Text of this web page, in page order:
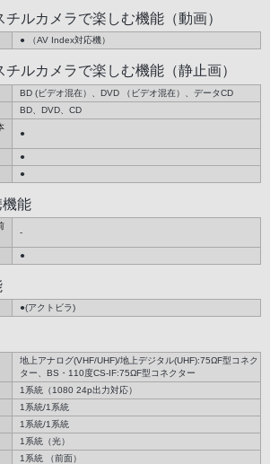
チルカメラで楽しむ機能（動画）
● （AV Index対応機）
チルカメラで楽しむ機能（静止画）
BD (ビデオ混在）、DVD （ビデオ混在）、データCD
BD、DVD、CD
●
●
●
機能
-
●
●(アクトビラ)
地上アナログ(VHF/UHF)/地上デジタル(UHF):75ΩF型コネク
ター、BS・110度CS-IF:75ΩF型コネクター
1系統（1080 24p出力対応）
1系統/1系統
1系統/1系統
1系統（光）
1系統 （前面）